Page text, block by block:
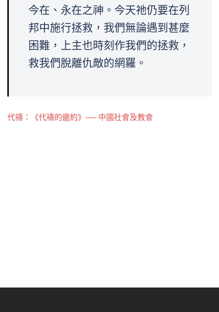
今在、永在之神。今天祂仍要在列
邦中施行拯救，我們無論遇到甚麼
困難，上主也時刻作我們的拯救，
救我們脫離仇敵的網羅。
代禱：《代禱的邀約》── 中國社會及教會